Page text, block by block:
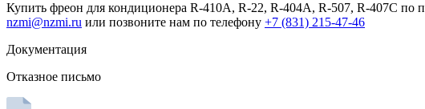
Купить фреон для кондиционера R-410А, R-22, R-404А, R-507, R-407С по
nzmi@nzmi.ru или позвоните нам по телефону +7 (831) 215-47-46
Документация
Отказное письмо